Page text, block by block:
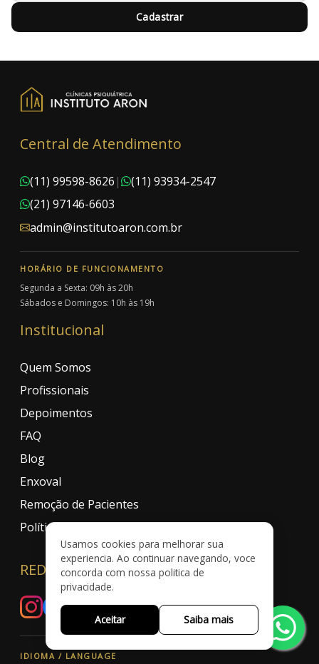
Cadastrar
Central de Atendimento
(11) 99598-8626 |
(11) 93934-2547
(21) 97146-6603
admin@institutoaron.com.br
HORÁRIO DE FUNCIONAMENTO
Segunda a Sexta: 09h às 20h
Sábados e Domingos: 10h às 19h
Institucional
Quem Somos
Profissionais
Depoimentos
FAQ
Blog
Enxoval
Remoção de Pacientes
Política de Privacidade
REDES SOCIAIS
IDIOMA / LANGUAGE
Usamos cookies para melhorar sua
experiencia. Ao continuar navegando, voce
concorda com nossa politica de
privacidade.
Aceitar Saiba mais